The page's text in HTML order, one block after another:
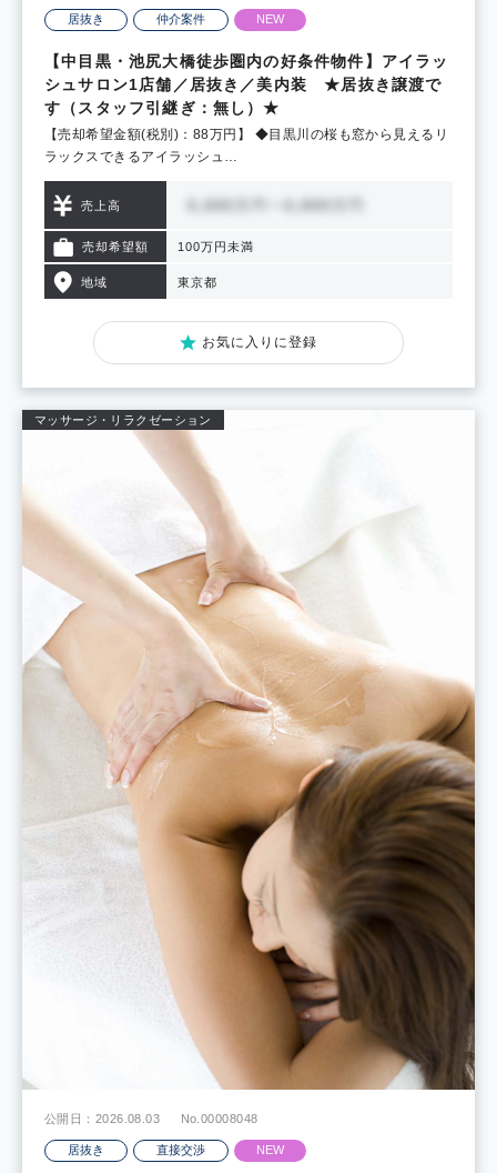
居抜き 仲介案件 NEW
【中目黒・池尻大橋徒歩圏内の好条件物件】アイラッ
シュサロン1店舗／居抜き／美内装 ★居抜き譲渡で
す（スタッフ引継ぎ：無し）★
【売却希望金額(税別)：88万円】 ◆目黒川の桜も窓から見えるリ
ラックスできるアイラッシュ…
売上高
売却希望額 100万円未満
地域 東京都
お気に入りに登録
マッサージ・リラクゼーション
公開日：2026.08.03 No.00008048
居抜き 直接交渉 NEW